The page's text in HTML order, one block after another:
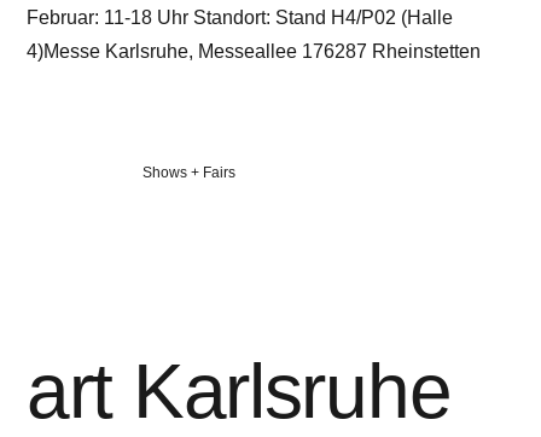
Februar: 11-18 Uhr Standort: Stand H4/P02 (Halle
4)Messe Karlsruhe, Messeallee 176287 Rheinstetten
Veröffentlicht
Shows + Fairs
art Karlsruhe